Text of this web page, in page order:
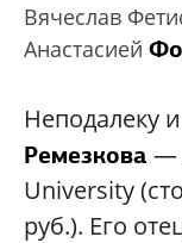
Вячеслав
Анастасией
Неподалеку
Ремезкова —
University
руб.). Его